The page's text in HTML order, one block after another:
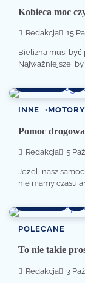
Kobieca moc
Redakcja 15
Bielizna musi być
Najważniejsze, by
INNE
Pomoc
Redakcja 5
Jeżeli nasz
nie mamy czasu
POLECANE
To nie takie
Redakcja 3